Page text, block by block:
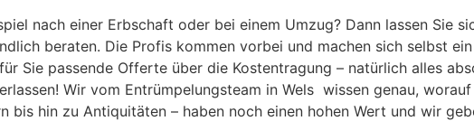
nach einer Erbschaft oder bei einem Umzug? Dann lassen Sie
beraten. Die Profis kommen vorbei und machen sich selbst
Sie passende Offerte über die Kostentragung – natürlich alles
Wir vom Entrümpelungsteam in Wels wissen genau,
bis hin zu Antiquitäten – haben noch einen hohen Wert und wir